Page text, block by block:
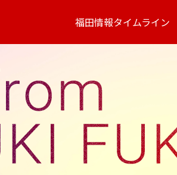
福田情報タイムライン